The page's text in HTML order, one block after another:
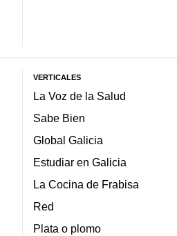
VERTICALES
La Voz de la Salud
Sabe Bien
Global Galicia
Estudiar en Galicia
La Cocina de Frabisa
Red
Plata o plomo